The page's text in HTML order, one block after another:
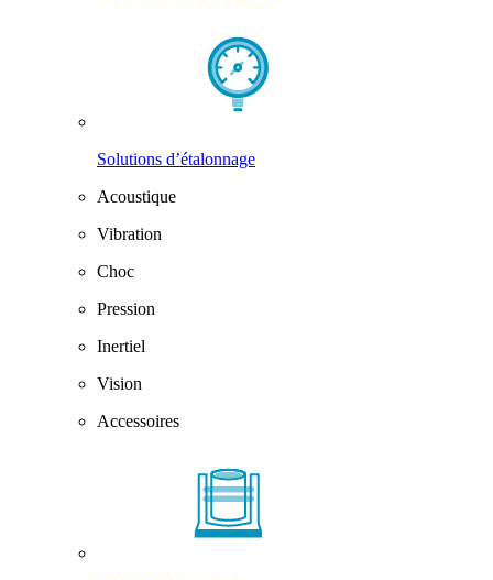
Solutions d’étalonnage
Acoustique
Vibration
Choc
Pression
Inertiel
Vision
Accessoires